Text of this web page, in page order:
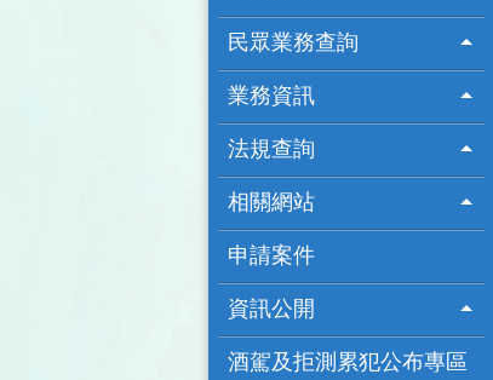
民眾業務查詢
業務資訊
法規查詢
相關網站
申請案件
資訊公開
酒駕及拒測累犯公布專區